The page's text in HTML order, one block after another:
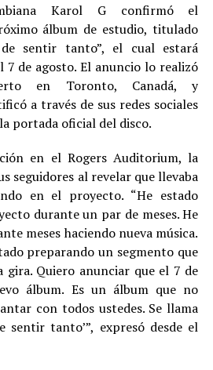
Karol G confirmó el
álbum de estudio, titulado
sentir tanto”, el cual estará
de agosto. El anuncio lo realizó
en Toronto, Canadá, y
a través de sus redes sociales
portada oficial del disco.
en el Rogers Auditorium, la
seguidores al revelar que llevaba
en el proyecto. “He estado
durante un par de meses. He
meses haciendo nueva música.
preparando un segmento que
Quiero anunciar que el 7 de
álbum. Es un álbum que no
con todos ustedes. Se llama
sentir tanto’”, expresó desde el